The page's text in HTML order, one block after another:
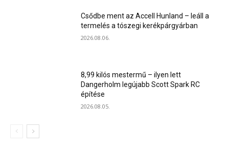
Csődbe ment az Accell Hunland – leáll a
termelés a tószegi kerékpárgyárban
2026.08.06.
8,99 kilós mestermű – ilyen lett
Dangerholm legújabb Scott Spark RC
építése
2026.08.05.